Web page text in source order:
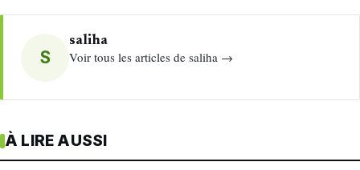
S
saliha
Voir tous les articles de saliha →
À LIRE AUSSI